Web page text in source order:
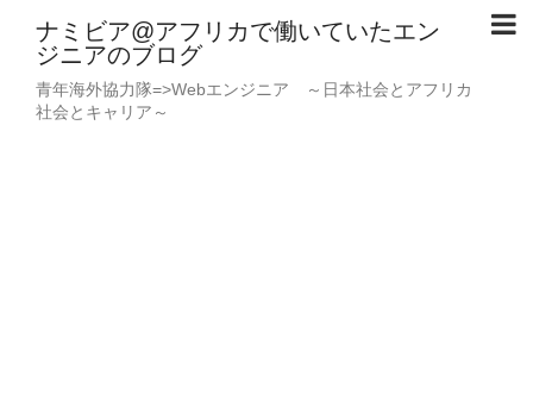
ナミビア@アフリカで働いていたエン
ジニアのブログ
青年海外協力隊=>Webエンジニア ～日本社会とアフリカ
社会とキャリア～